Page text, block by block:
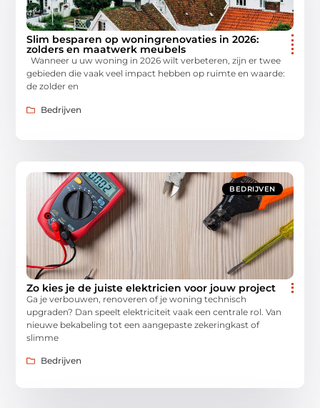
Slim besparen op woningrenovaties in 2026:
zolders en maatwerk meubels
Wanneer u uw woning in 2026 wilt verbeteren, zijn er twee
gebieden die vaak veel impact hebben op ruimte en waarde:
de zolder en
Bedrijven
BEDRIJVEN
Zo kies je de juiste elektricien voor jouw project
Ga je verbouwen, renoveren of je woning technisch
upgraden? Dan speelt elektriciteit vaak een centrale rol. Van
nieuwe bekabeling tot een aangepaste zekeringkast of
slimme
Bedrijven